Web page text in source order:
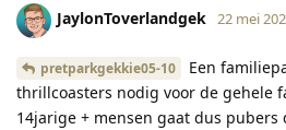
JaylonToverlandgek 22 mei
pretparkgekkie05-10
Een
thrillcoasters nodig voor de gehele
14jarige + mensen gaat dus